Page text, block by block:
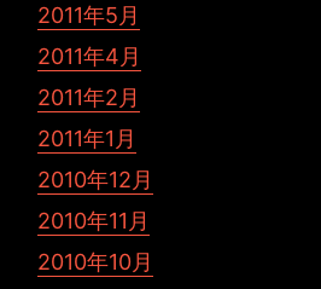
2011年5月
2011年4月
2011年2月
2011年1月
2010年12月
2010年11月
2010年10月